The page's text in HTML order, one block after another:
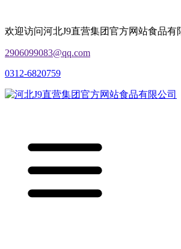
欢迎访问河北J9直营集团官方网站食品有
2906099083@qq.com
0312-6820759